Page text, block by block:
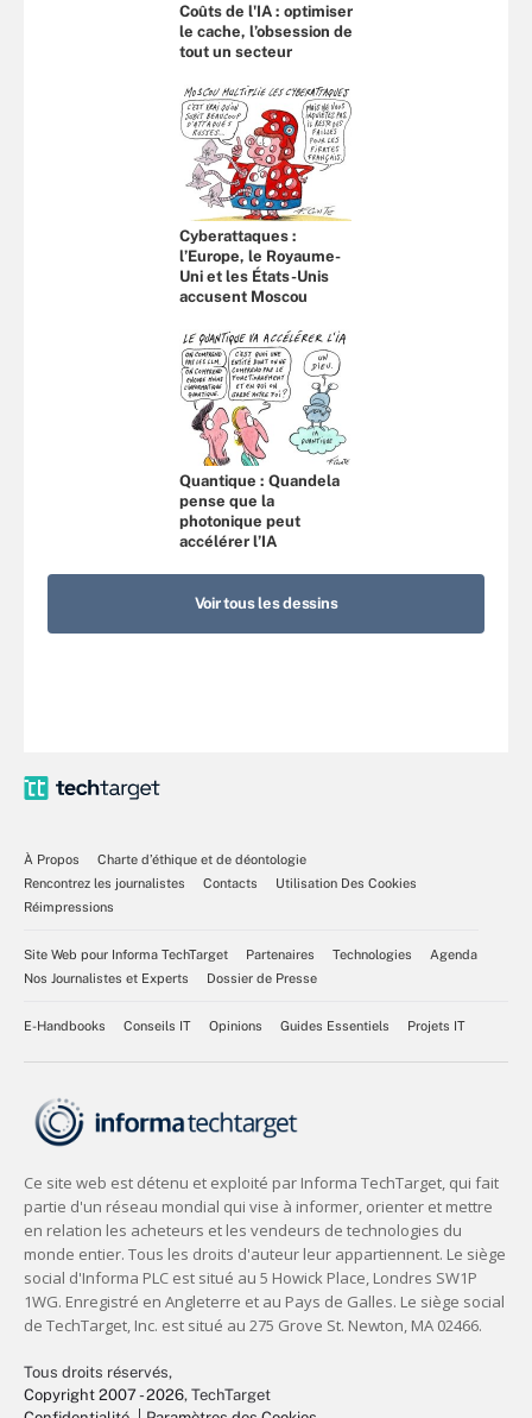
Coûts de l'IA : optimiser
le cache, l’obsession de
tout un secteur
Cyberattaques :
l’Europe, le Royaume-
Uni et les États-Unis
accusent Moscou
Quantique : Quandela
pense que la
photonique peut
accélérer l’IA
Voir tous les dessins
À Propos
Charte d’éthique et de déontologie
Rencontrez les journalistes
Contacts
Utilisation Des Cookies
Réimpressions
Site Web pour Informa TechTarget Partenaires Technologies
Agenda
Nos Journalistes et Experts
Dossier de Presse
E-Handbooks Conseils IT Opinions Guides Essentiels Projets IT
Tous droits réservés,
Copyright 2007 - 2026, TechTarget